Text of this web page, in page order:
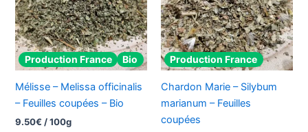
Production France Bio
Mélisse – Melissa officinalis
– Feuilles coupées – Bio
9.50€ / 100g
Production France
Chardon Marie – Silybum
marianum – Feuilles
coupées